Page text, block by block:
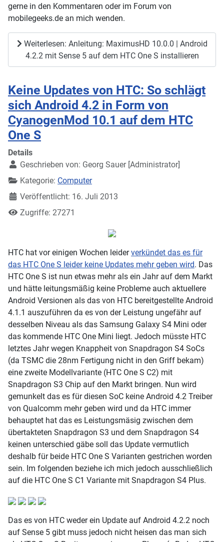
gerne in den Kommentaren oder im Forum von
mobilegeeks.de an mich wenden.
Weiterlesen: Anleitung: MaximusHD 10.0.0 | Android
4.2.2 mit Sense 5 auf dem HTC One S installieren
Keine Updates von HTC: So schlägt
sich Android 4.2 in Form von
CyanogenMod 10.1 auf dem HTC
One S
Details
Geschrieben von: Georg Sauer [Administrator]
Kategorie: Computer
Veröffentlicht: 16. Juli 2013
Zugriffe: 27271
HTC hat vor einigen Wochen leiderverkündet das es für
das HTC One S leider keine Updates mehr geben wird. Das
HTC One S ist nun etwas mehr als ein Jahr auf dem Markt
und hätte leitungsmäßig keine Probleme auch aktuellere
Android Versionen als das von HTC bereitgestellte Android
4.1.1 auszuführen da es von der Leistung ungefähr auf
desselben Niveau als das Samsung Galaxy S4 Mini oder
das kommende HTC One Mini liegt. Jedoch müsste HTC
letztes Jahr wegen Knappheit von Snapdragon S4 SoCs
(da TSMC die 28nm Fertigung nicht in den Griff bekam)
eine zweite Modellvariante (HTC One S C2) mit
Snapdragon S3 Chip auf den Markt bringen. Nun wird
gemunkelt das es für diesen SoC keine Android 4.2 Treiber
von Qualcomm mehr geben wird und da HTC immer
behauptet hat das es Leistungsmäsig zwischen dem
übertakteten Snapdragon S3 und dem Snapdragon S4
keinen unterschied gäbe soll das Update vermutlich
deshalb für beide HTC One S Varianten gestrichen worden
sein. Im folgenden beziehe ich mich jedoch ausschließlich
auf die HTC One S C1 Variante mit Snapdragon S4 Plus.
Das es von HTC weder ein Update auf Android 4.2.2 noch
auf Sense 5 gibt muss jedoch nicht heisen das man sich